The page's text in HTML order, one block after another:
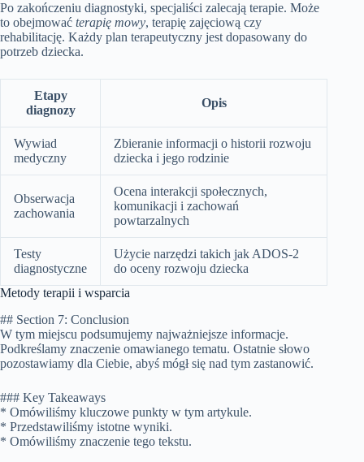
Po zakończeniu diagnostyki, specjaliści zalecają terapie. Może
to obejmować terapię mowy, terapię zajęciową czy
rehabilitację. Każdy plan terapeutyczny jest dopasowany do
potrzeb dziecka.
Etapy
diagnozy
Opis
Wywiad
medyczny
Zbieranie informacji o historii rozwoju
dziecka i jego rodzinie
Obserwacja
zachowania
Ocena interakcji społecznych,
komunikacji i zachowań
powtarzalnych
Testy
diagnostyczne
Użycie narzędzi takich jak ADOS-2
do oceny rozwoju dziecka
Metody terapii i wsparcia
## Section 7: Conclusion
W tym miejscu podsumujemy najważniejsze informacje.
Podkreślamy znaczenie omawianego tematu. Ostatnie słowo
pozostawiamy dla Ciebie, abyś mógł się nad tym zastanowić.
### Key Takeaways
* Omówiliśmy kluczowe punkty w tym artykule.
* Przedstawiliśmy istotne wyniki.
* Omówiliśmy znaczenie tego tekstu.